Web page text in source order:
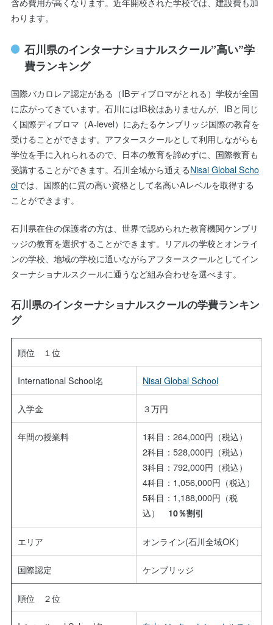
わります。
石川県のインターナショナルスクール”高い”学
費ランキング
国際バカロレア認定がある（IBディブロマがとれる）学校が全国
に広がってきています。石川にはIB校はありませんが、IBと同じ
く国際ディプロマ（A-level）にあたるケンブリッジ国際の教育を
受けることができます。アフタースクールとして利用しながらも
学位を手に入れられるので、日本の教育を諦めずに、国際教育も
受講することができます。石川全域から通えるNisai Global Scho
olでは、国際的に質の高い資格として名高いAレベルを取得する
ことができます。
石川県在住の保護者の方は、世界で認められた教育機関ケンブリ
ッジの教育を選択することができます。リアルの学校とオンライ
ンの学校、地域の学校に通いながらアフタースクールとしてイン
ターナショナルスクールに通うなど組み合わせを選べます。
石川県のインターナショナルスクールの学費ランキン
グ
順位 １位
International School名 Nisai Global School
入学金 ３万円
年間の授業料
1科目：264,000円（税込）
2科目：528,000円（税込）
3科目：792,000円（税込）
4科目：1,056,000円（税込）
5科目：1,188,000円（税
込） 10％割引
エリア オンライン(石川全域OK）
国際認定 ケンブリッジ
順位 ２位